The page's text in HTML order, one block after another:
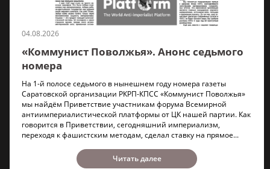
04.08.2026
«Коммунист Поволжья». Анонс седьмого
номера
На 1-й полосе седьмого в нынешнем году номера газеты
Саратовской организации РКРП-КПСС «Коммунист Поволжья»
мы найдём Приветствие участникам форума Всемирной
антиимпериалистической платформы от ЦК нашей партии. Как
говорится в Приветствии, сегодняшний империализм,
переходя к фашистским методам, сделал ставку на прямое...
Читать далее